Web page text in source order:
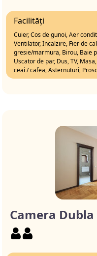
Facilități
Cuier, Cos de gunoi, Aer
Ventilator, Incalzire, Fier de
gresie/marmura, Birou, Baie
Uscator de par, Dus, TV,
ceai / cafea, Asternuturi,
Camera